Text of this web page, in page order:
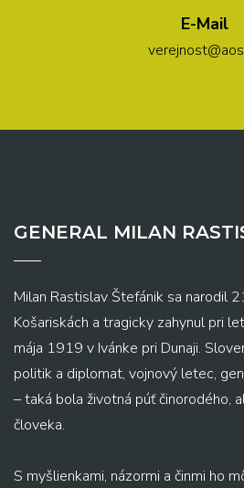
E-Mail
GENERAL MILAN
Milan Rastislav Štefánik sa narodil
Košariskách a tragicky zahynul pri
mája 1919 v Ivánke pri Dunaji.
politik a diplomat, vojnový letec,
– taká bola životná púť činorodého,
človeka.
S myšlienkami, názormi a činmi ho